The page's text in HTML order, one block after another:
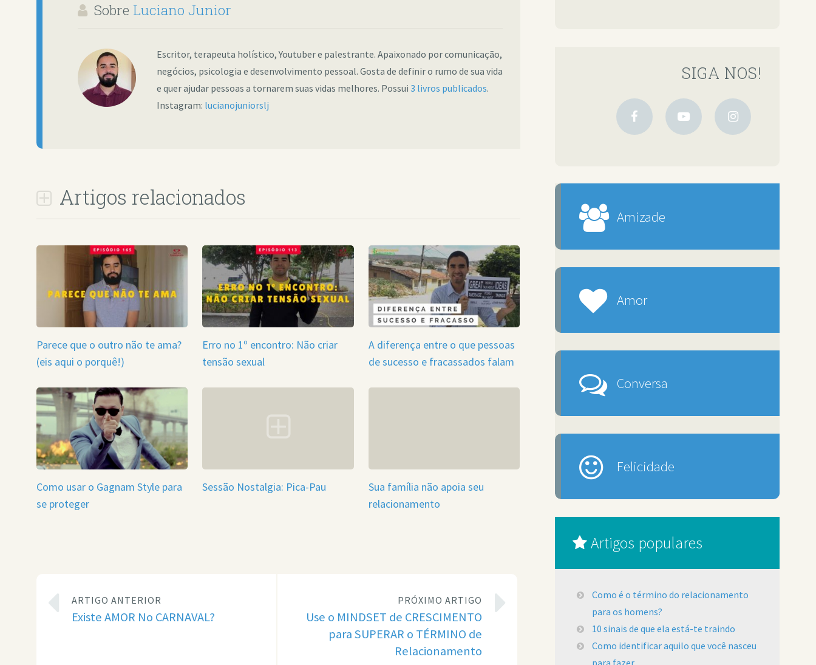
Sobre Luciano Junior
Escritor, terapeuta holístico, Youtuber e palestrante. Apaixonado por comunicação,
negócios, psicologia e desenvolvimento pessoal. Gosta de definir o rumo de sua vida
e quer ajudar pessoas a tornarem suas vidas melhores. Possui 3 livros publicados.
Instagram: lucianojuniorslj
Artigos relacionados
Parece que o outro não te ama?
(eis aqui o porquê!)
Erro no 1º encontro: Não criar
tensão sexual
A diferença entre o que pessoas
de sucesso e fracassados falam
Como usar o Gagnam Style para
se proteger
Sessão Nostalgia: Pica-Pau
Sua família não apoia seu
relacionamento
ARTIGO ANTERIOR
Existe AMOR No CARNAVAL?
PRÓXIMO ARTIGO
Use o MINDSET de CRESCIMENTO
para SUPERAR o TÉRMINO de
Relacionamento
SIGA NOS!
Amizade
Amor
Conversa
Felicidade
Artigos populares
Como é o término do relacionamento
para os homens?
10 sinais de que ela está-te traindo
Como identificar aquilo que você nasceu